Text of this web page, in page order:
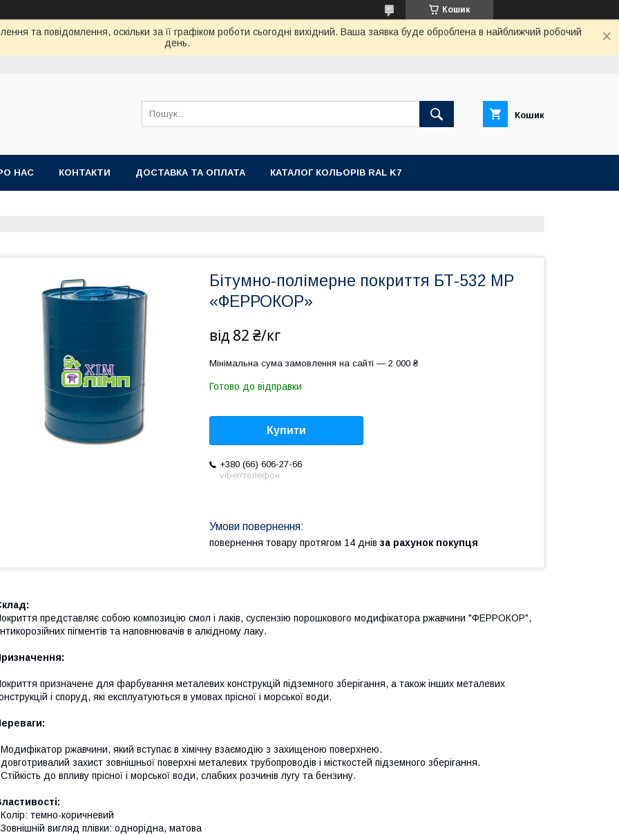
Кошик
та повідомлення, оскільки за її графіком роботи сьогодні вихідний. Ваша заявка буде оброблена в найближчий робочий
день.
Кошик
НАС КОНТАКТИ ДОСТАВКА ТА ОПЛАТА КАТАЛОГ КОЛЬОРІВ RAL K7
Бітумно-полімерне покриття БТ-532 МР
«ФЕРРОКОР»
від 82 ₴/кг
Мінімальна сума замовлення на сайті — 2 000 ₴
Готово до відправки
Купити
+380 (66) 606-27-66
viber/телефон
повернення товару протягом 14 днів за рахунок покупця
представляє собою композицію смол і лаків, суспензію порошкового модифікатора ржавчини "ФЕРРОКОР",
пігментів та наповнювачів в алкідному лаку.
призначене для фарбування металевих конструкцій підземного зберігання, а також інших металевих
і споруд, які експлуатуються в умовах прісної і морської води.
ржавчини, який вступає в хімічну взаємодію з захищеною поверхнею.
захист зовнішньої поверхні металевих трубопроводів і місткостей підземного зберігання.
до впливу прісної і морської води, слабких розчинів лугу та бензину.
темно-коричневий
вигляд плівки: однорідна, матова